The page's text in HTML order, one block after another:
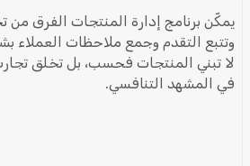
يمكّن برنامج إدارة المنتجات الفرق من
وتتبع التقدم وجمع ملاحظات
لا تبني المنتجات فحسب، بل تخلق
في المشهد التنافسي.